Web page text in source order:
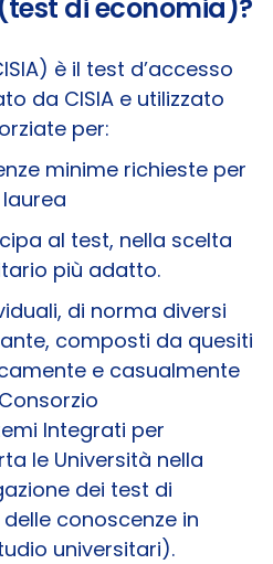
(test di economia)?
è il test d’accesso
da CISIA e utilizzato
per:
minime richieste per
al test, nella scelta
più adatto.
di norma diversi
composti da quesiti
e casualmente
Integrati per
le Università nella
dei test di
conoscenze in
universitari).